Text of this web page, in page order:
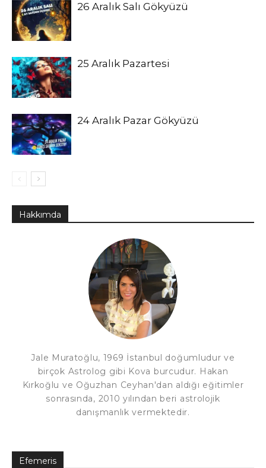
26 Aralık Salı Gökyüzü
25 Aralık Pazartesi
24 Aralık Pazar Gökyüzü
Hakkımda
Jale Muratoğlu, 1969 İstanbul doğumludur ve
birçok Astrolog gibi Kova burcudur. Hakan
Kırkoğlu ve Oğuzhan Ceyhan'dan aldığı eğitimler
sonrasında, 2010 yılından beri astrolojik
danışmanlık vermektedir.
Efemeris